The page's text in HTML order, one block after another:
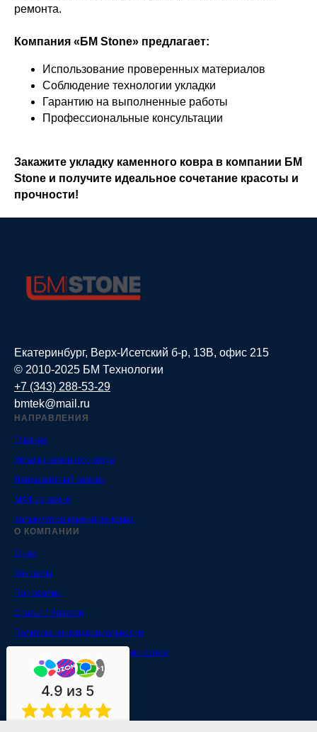
ремонта.
Компания «БМ Stone» предлагает:
Использование проверенных материалов
Соблюдение технологии укладки
Гарантию на выполненные работы
Профессиональные консультации
Закажите укладку каменного ковра в компании БМ
Stone и получите идеальное сочетание красоты и
прочности!
Екатеринбург, Верх-Исетский б-р, 13В, офис 215
© 2010-2025 БМ Технологии
+7 (343) 288-53-29
bmtek@mail.ru
НАПРАВЛЕНИЯ
Главная
Укладка каменного ковра
Ландшафтный камень
МАФ из камня
Калькулятор каменного ковра
О КОМПАНИИ
О нас
Контакты
Портфолио
Статьи / Новости
Политика конфиденциальности
Соглашении об использовании cookie
Согласие на обработку
+1
4.9 из 5